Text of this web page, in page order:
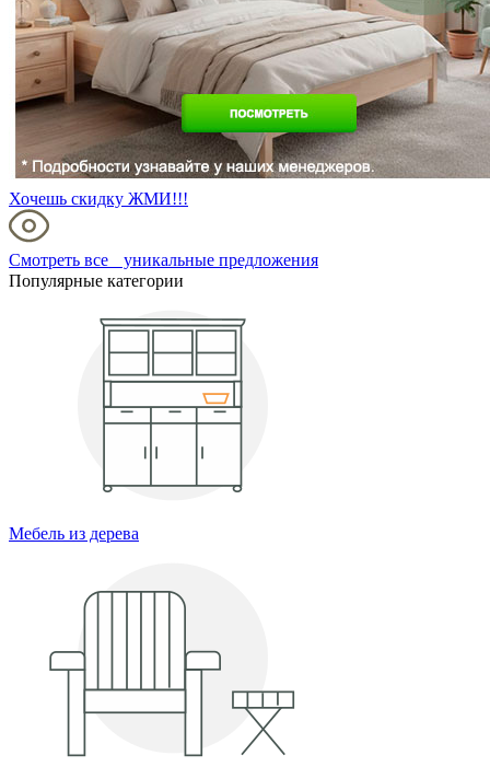
Хочешь скидку ЖМИ!!!
Смотреть все уникальные предложения
Популярные категории
Мебель из дерева